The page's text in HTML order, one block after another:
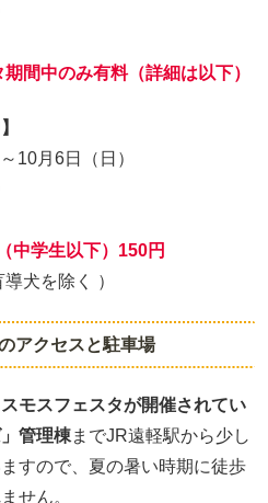
間中のみ有料（詳細は以下）
10月6日（日）
中学生以下）150円
犬を除く ）
アクセスと駐車場
モスフェスタが開催されてい
管理棟までJR遠軽駅から少し
すので、夏の暑い時期に徒歩
せん。